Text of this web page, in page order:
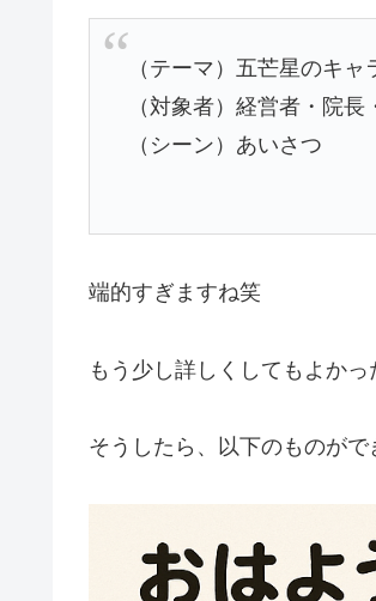
（テーマ）五芒星のキャ
（対象者）経営者・院長
（シーン）あいさつ
端的すぎますね笑
もう少し詳しくしてもよか
そうしたら、以下のものがで